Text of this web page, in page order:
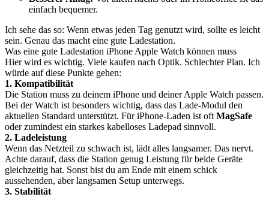
einfach bequemer.
Ich sehe das so: Wenn etwas jeden Tag genutzt wird, sollte es leicht
sein. Genau das macht eine gute Ladestation.
Was eine gute Ladestation iPhone Apple Watch können muss
Hier wird es wichtig. Viele kaufen nach Optik. Schlechter Plan. Ich
würde auf diese Punkte gehen:
1. Kompatibilität
Die Station muss zu deinem iPhone und deiner Apple Watch passen.
Bei der Watch ist besonders wichtig, dass das Lade-Modul den
aktuellen Standard unterstützt. Für iPhone-Laden ist oft MagSafe
oder zumindest ein starkes kabelloses Ladepad sinnvoll.
2. Ladeleistung
Wenn das Netzteil zu schwach ist, lädt alles langsamer. Das nervt.
Achte darauf, dass die Station genug Leistung für beide Geräte
gleichzeitig hat. Sonst bist du am Ende mit einem schick
aussehenden, aber langsamen Setup unterwegs.
3. Stabilität